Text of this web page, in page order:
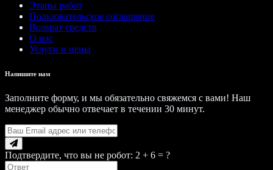
Этапы работ
Пользовательское соглашение
Возврат средств
О нас
Услуги и цены
Напишите нам
Заполните форму, и мы обязательно свяжемся с вами! Наш
менеджер обычно отвечает в течении 30 минут.
Подтвердите, что вы не робот: 2 + 6 = ?